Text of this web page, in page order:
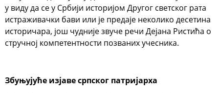
у виду да се у Србији историјом Другог светског рата
истраживачки бави или је предаје неколико десетина
историчара, још чудније звуче речи Дејана Ристића о
стручној компетентности позваних учесника.
Збуњујуће изјаве српског патријарха